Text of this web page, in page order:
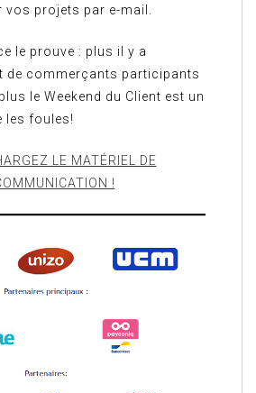
vos projets par e-mail.
le prouve : plus il y a
de commerçants participants
le Weekend du Client est un
les foules!
LE MATÉRIEL DE
!